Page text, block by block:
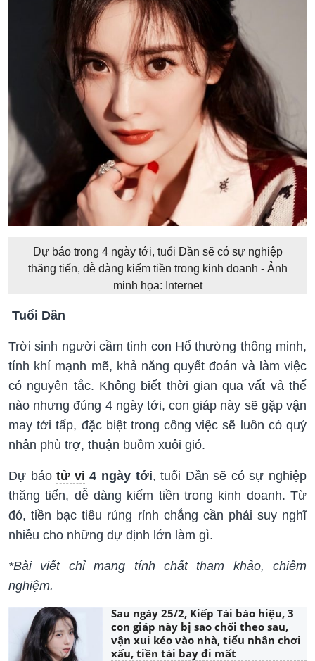
Dự báo trong 4 ngày tới, tuổi Dần sẽ có sự nghiệp
thăng tiến, dễ dàng kiếm tiền trong kinh doanh - Ảnh
minh họa: Internet
Tuổi Dần
Trời sinh người cầm tinh con Hổ thường thông minh,
tính khí mạnh mẽ, khả năng quyết đoán và làm việc
có nguyên tắc. Không biết thời gian qua vất vả thế
nào nhưng đúng 4 ngày tới, con giáp này sẽ gặp vận
may tới tấp, đặc biệt trong công việc sẽ luôn có quý
nhân phù trợ, thuận buồm xuôi gió.
Dự báotử vi 4 ngày tới, tuổi Dần sẽ có sự nghiệp
thăng tiến, dễ dàng kiếm tiền trong kinh doanh. Từ
đó, tiền bạc tiêu rủng rỉnh chẳng cần phải suy nghĩ
nhiều cho những dự định lớn làm gì.
*Bài viết chỉ mang tính chất tham khảo, chiêm
nghiệm.
Sau ngày 25/2, Kiếp Tài báo hiệu, 3
con giáp này bị sao chổi theo sau,
vận xui kéo vào nhà, tiểu nhân chơi
xấu, tiền tài bay đi mất